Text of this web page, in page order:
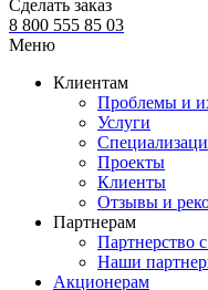
Сделать заказ
8 800 555 85 03
Меню
Клиентам
Проблемы и
Услуги
Проекты
Клиенты
Отзывы и
Партнерам
Партнерство
Наши
Акционерам